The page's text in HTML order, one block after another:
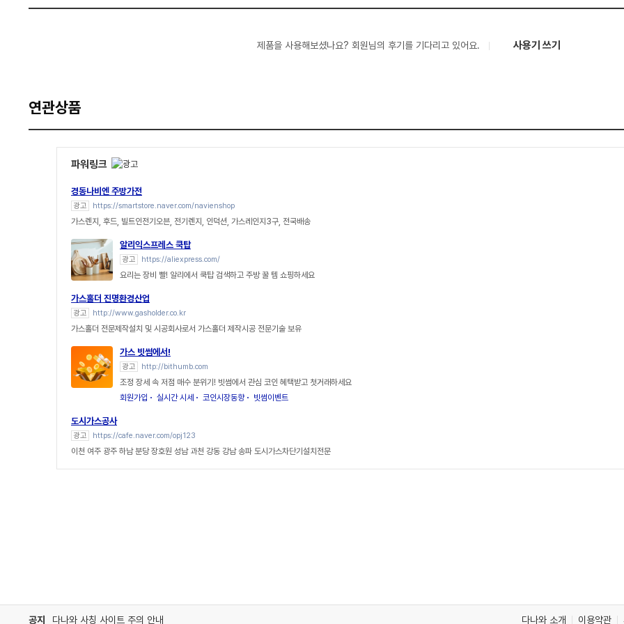
제품을 사용해보셨나요? 회원님의 후기를 기다리고 있어요. 사용기 쓰기
연관상품
파워링크
경동나비엔 주방가전
광고 https://smartstore.naver.com/navienshop
가스렌지, 후드, 빌트인전기오븐, 전기렌지, 인덕션, 가스레인지3구, 전국배송
알리익스프레스 쿡탑
광고 https://aliexpress.com/
요리는 장비 빨! 알리에서 쿡탑 검색하고 주방 꿀 템 쇼핑하세요
가스홀더 진명환경산업
광고 http://www.gasholder.co.kr
가스홀더 전문제작설치 및 시공회사로서 가스홀더 제작시공 전문기술 보유
가스 빗썸에서!
광고 http://bithumb.com
조정 장세 속 저점 매수 분위기! 빗썸에서 관심 코인 혜택받고 첫거래하세요
회원가입
실시간 시세 코인시장동향 빗썸이벤트
도시가스공사
광고 https://cafe.naver.com/opj123
이천 여주 광주 하남 분당 장호원 성남 과천 강동 강남 송파 도시가스차단기설치전문
공지 다나와 사칭 사이트 주의 안내 다나와 소개 이용약관